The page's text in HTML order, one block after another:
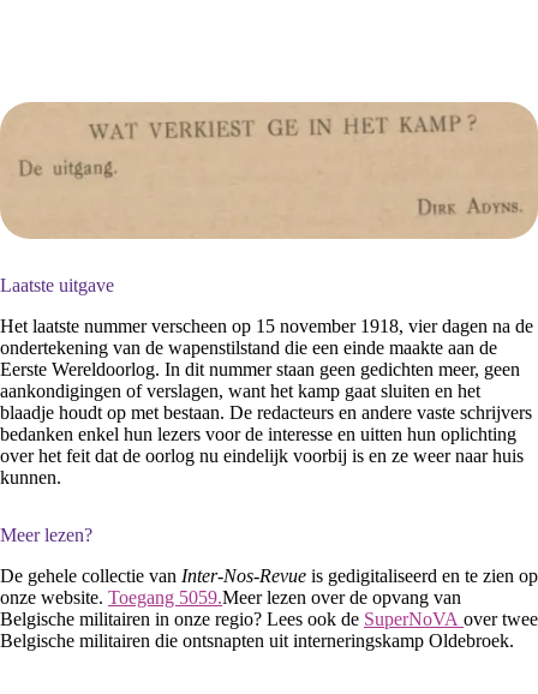
Laatste uitgave
Het laatste nummer verscheen op 15 november 1918, vier dagen na de
ondertekening van de wapenstilstand die een einde maakte aan de
Eerste Wereldoorlog. In dit nummer staan geen gedichten meer, geen
aankondigingen of verslagen, want het kamp gaat sluiten en het
blaadje houdt op met bestaan. De redacteurs en andere vaste schrijvers
bedanken enkel hun lezers voor de interesse en uitten hun oplichting
over het feit dat de oorlog nu eindelijk voorbij is en ze weer naar huis
kunnen.
Meer lezen?
De gehele collectie van Inter-Nos-Revue is gedigitaliseerd en te zien op
onze website. Toegang 5059.Meer lezen over de opvang van
Belgische militairen in onze regio? Lees ook de SuperNoVA over twee
Belgische militairen die ontsnapten uit interneringskamp Oldebroek.